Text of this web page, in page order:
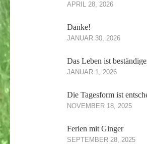
APRIL 28, 2026
Danke!
JANUAR 30, 2026
Das Leben ist
JANUAR 1, 2026
Die Tagesform ist
NOVEMBER 18, 2025
Ferien mit Ginger
SEPTEMBER 28, 2025